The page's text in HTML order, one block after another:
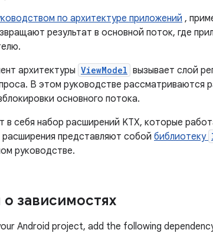
по архитектуре приложений ,
результат в основной поток, где
архитектуры ViewModel вызывает слой
В этом руководстве рассматриваются
основного потока.
в себя набор расширений KTX, которые
представляют собой библиотеку
руководстве.
зависимостях
Android project, add the following